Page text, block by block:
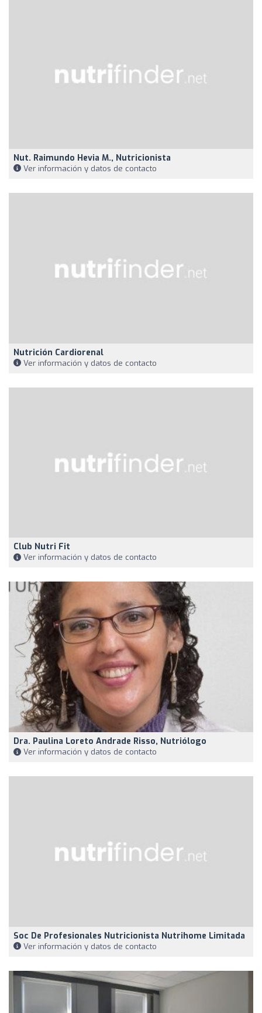
Nut. Raimundo Hevia M., Nutricionista
Ver información y datos de contacto
Nutrición Cardiorenal
Ver información y datos de contacto
Club Nutri Fit
Ver información y datos de contacto
Dra. Paulina Loreto Andrade Risso, Nutriólogo
Ver información y datos de contacto
Soc De Profesionales Nutricionista Nutrihome Limitada
Ver información y datos de contacto